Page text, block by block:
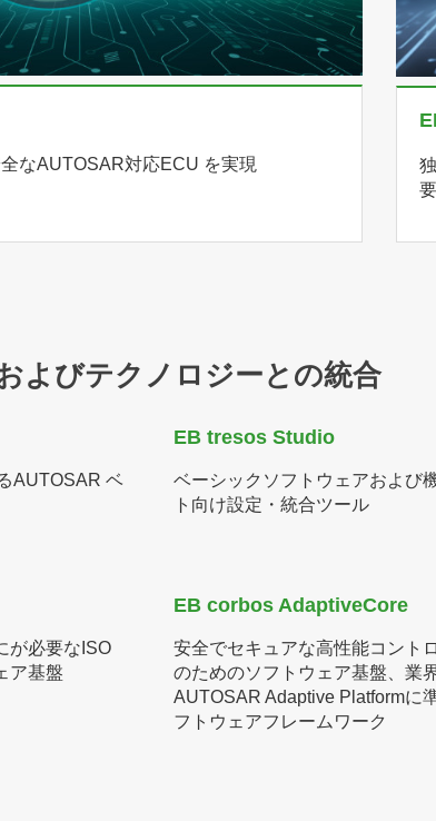
なAUTOSAR対応ECU を実現
よびテクノロジーとの統合
AUTOSAR ベ
EB tresos Studio
ベーシックソフトウェアおよび
ト向け設定・統合ツール
が必要なISO
ア基盤
EB corbos AdaptiveCore
安全でセキュアな高性能コント
のためのソフトウェア基盤、業
AUTOSAR Adaptive Platformに
フトウェアフレームワーク